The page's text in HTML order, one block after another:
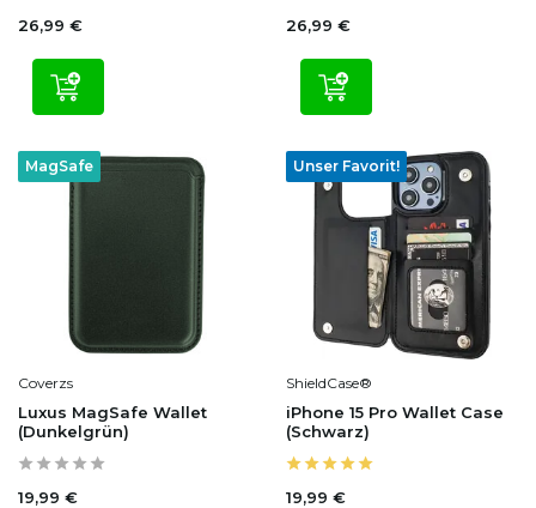
26,99 € 26,99 €
MagSafe
Coverzs
Luxus MagSafe Wallet
(Dunkelgrün)
19,99 €
Unser Favorit!
ShieldCase®
iPhone 15 Pro Wallet Case
(Schwarz)
19,99 €